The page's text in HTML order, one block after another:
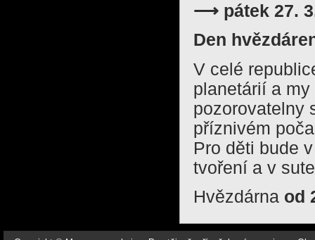
⟶ pátek 27.
Den
V celé
planetárií a
pozorovatelny
příznivém
Pro děti bude
tvoření a v
Hvězdárna od